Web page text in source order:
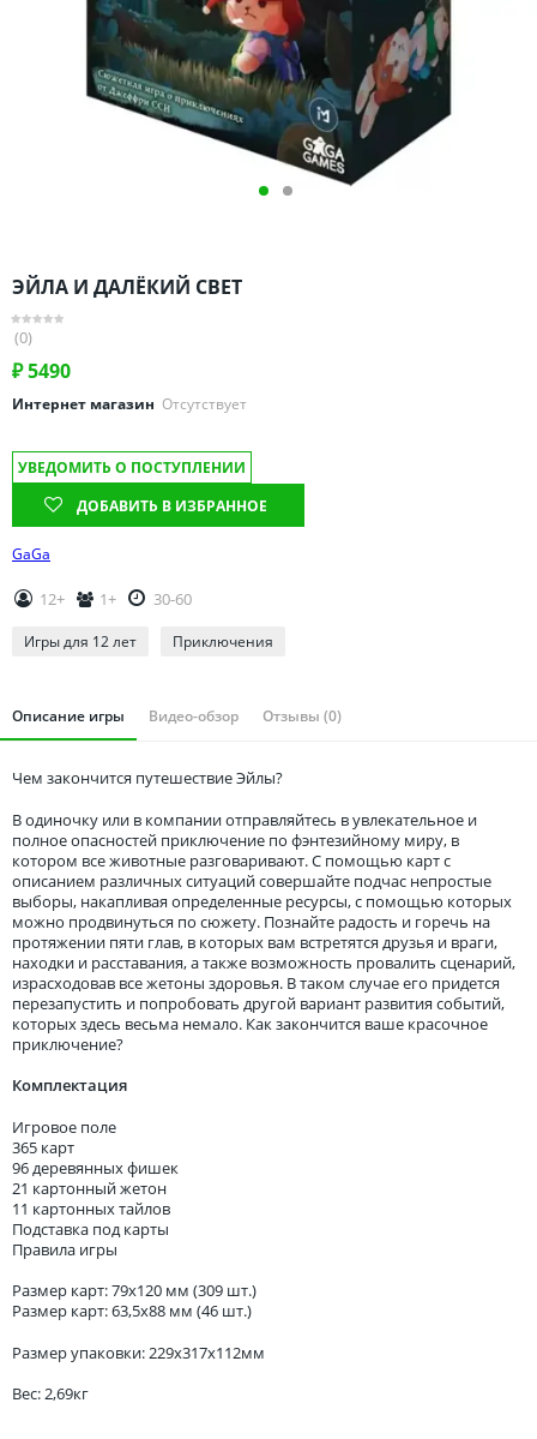
Оренбургская область
Пензенская область
Пермский край
Саратовская область
Свердловская область
Смоленская область
Ставропольский край
Татарстан
Тверская область
Удмуртия
Ульяновская область
ЭЙЛА И ДАЛЁКИЙ СВЕТ
(0)
₽5490
Интернет магазин Отсутствует
УВЕДОМИТЬ О ПОСТУПЛЕНИИ
ДОБАВИТЬ В ИЗБРАННОЕ
GaGa
12+ 1+ 30-60
Игры для 12 лет Приключения
Описание игры Видео-обзор Отзывы (0)
Чем закончится путешествие Эйлы?
В одиночку или в компании отправляйтесь в увлекательное и
полное опасностей приключение по фэнтезийному миру, в
котором все животные разговаривают. С помощью карт с
описанием различных ситуаций совершайте подчас непростые
выборы, накапливая определенные ресурсы, с помощью которых
можно продвинуться по сюжету. Познайте радость и горечь на
протяжении пяти глав, в которых вам встретятся друзья и враги,
находки и расставания, а также возможность провалить сценарий,
израсходовав все жетоны здоровья. В таком случае его придется
перезапустить и попробовать другой вариант развития событий,
которых здесь весьма немало. Как закончится ваше красочное
приключение?
Комплектация
Игровое поле
365 карт
96 деревянных фишек
21 картонный жетон
11 картонных тайлов
Подставка под карты
Правила игры
Размер карт: 79x120 мм (309 шт.)
Размер карт: 63,5x88 мм (46 шт.)
Размер упаковки: 229x317x112мм
Вес: 2,69кг